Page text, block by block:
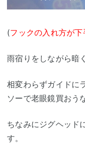
(フックの入れ方が下
雨宿りをしながら暗
相変わらずガイドに
ソーで老眼鏡買おう
ちなみにジグヘッド
す。